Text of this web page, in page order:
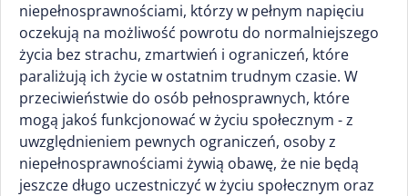
niepełnosprawnościami, którzy w pełnym napięciu
oczekują na możliwość powrotu do normalniejszego
życia bez strachu, zmartwień i ograniczeń, które
paraliżują ich życie w ostatnim trudnym czasie. W
przeciwieństwie do osób pełnosprawnych, które
mogą jakoś funkcjonować w życiu społecznym - z
uwzględnieniem pewnych ograniczeń, osoby z
niepełnosprawnościami żywią obawę, że nie będą
jeszcze długo uczestniczyć w życiu społecznym oraz